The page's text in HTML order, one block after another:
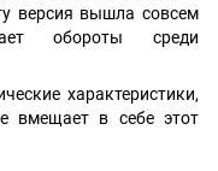
версия вышла совсем
обороты среди
характеристики,
вмещает в себе этот